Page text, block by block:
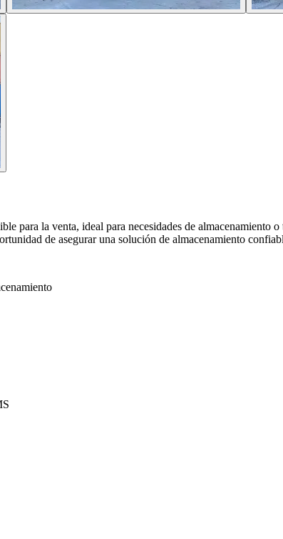
para la venta, ideal para necesidades de
de asegurar una solución de almacenamiento